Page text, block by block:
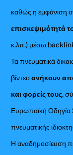
καθώς η εμφάνιση
επισκεψιμότητά
κ.λπ.) μέσω
Τα πνευματικά
βίντεοανήκουν
και φορείς τους,
Ευρωπαϊκή Οδηγία
πνευματικής
Η αναδημοσίευση